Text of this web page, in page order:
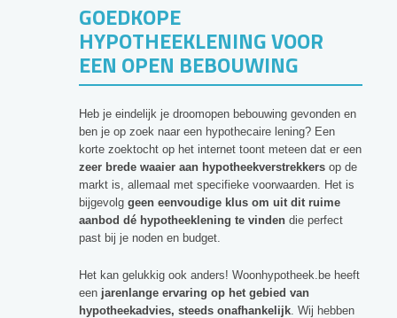
GOEDKOPE
HYPOTHEEKLENING VOOR
EEN OPEN BEBOUWING
Heb je eindelijk je droomopen bebouwing gevonden en
ben je op zoek naar een hypothecaire lening? Een
korte zoektocht op het internet toont meteen dat er een
zeer brede waaier aan hypotheekverstrekkersop de
markt is, allemaal met specifieke voorwaarden. Het is
bijgevolg geen eenvoudige klus om uit dit ruime
aanbod dé hypotheeklening te vindendie perfect
past bij je noden en budget.
Het kan gelukkig ook anders! Woonhypotheek.be heeft
een jarenlange ervaring op het gebied van
hypotheekadvies, steeds onafhankelijk. Wij hebben